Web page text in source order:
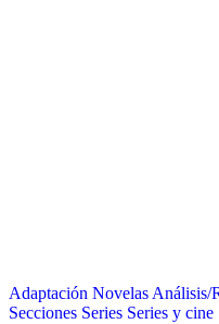
Adaptación Novelas Análisis/
Secciones Series Series y cine